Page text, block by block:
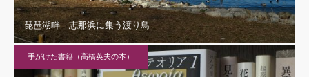
琵琶湖畔 志那浜に集う渡り鳥
手がけた書籍（高橋英夫の本）